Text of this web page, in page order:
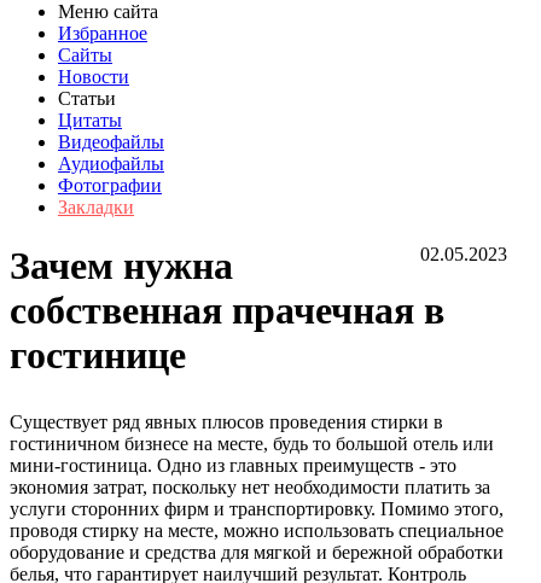
Меню сайта
Избранное
Сайты
Новости
Статьи
Цитаты
Видеофайлы
Аудиофайлы
Фотографии
Закладки
02.05.2023
Зачем нужна
собственная прачечная в
гостинице
Существует ряд явных плюсов проведения стирки в
гостиничном бизнесе на месте, будь то большой отель или
мини-гостиница. Одно из главных преимуществ - это
экономия затрат, поскольку нет необходимости платить за
услуги сторонних фирм и транспортировку. Помимо этого,
проводя стирку на месте, можно использовать специальное
оборудование и средства для мягкой и бережной обработки
белья, что гарантирует наилучший результат. Контроль